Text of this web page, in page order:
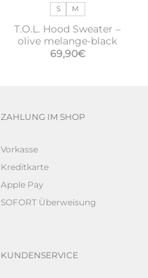
S M
T.O.L. Hood Sweater –
olive melange-black
69,90€
ZAHLUNG IM SHOP
Vorkasse
Kreditkarte
Apple Pay
SOFORT Überweisung
KUNDENSERVICE